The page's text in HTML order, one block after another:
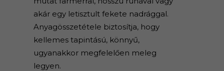
akár egy letisztult fekete nadrággal.
Anyagösszetétele biztosítja, hogy
kellemes tapintású, könnyű,
ugyanakkor megfelelően meleg
legyen.